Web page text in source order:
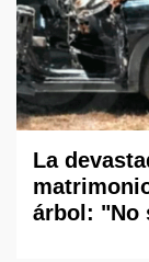
La
árbol: "No